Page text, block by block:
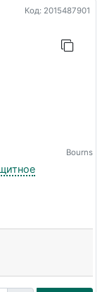
Код: 2015487901
Bourns